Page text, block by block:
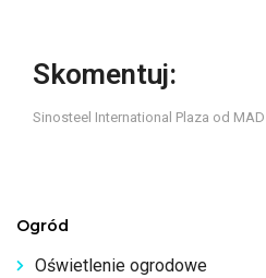
Skomentuj:
Sinosteel International Plaza od MAD
Ogród
Oświetlenie ogrodowe